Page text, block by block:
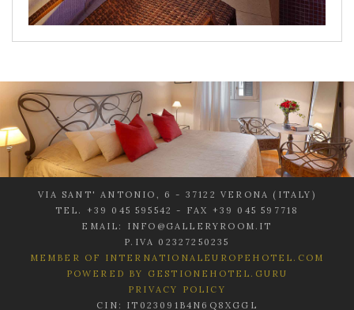
VIA SANT' ANTONIO, 6 - 37122 VERONA (ITALY)
TEL. +39 045 595542 - FAX +39 045 597718
EMAIL: INFO@GALLERYROOM.IT
P.IVA 02327250235
MEMBER OF INTERNATIONALEUROPEHOTEL.COM
POWERED BY GESTIONEHOTEL.GURU
PRIVACY POLICY
CIN: IT023091B4N6Q8XGGL